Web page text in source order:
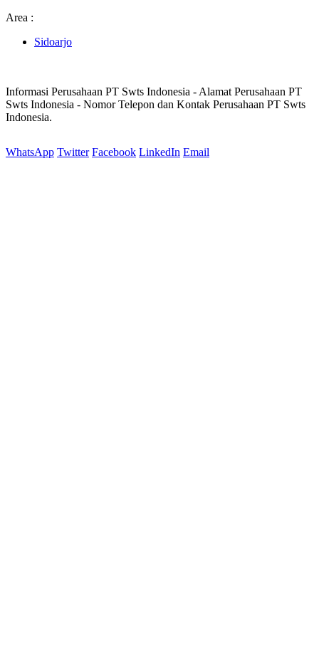
Area :
Sidoarjo
Informasi Perusahaan PT Swts Indonesia - Alamat Perusahaan PT
Swts Indonesia - Nomor Telepon dan Kontak Perusahaan PT Swts
Indonesia.
WhatsApp Twitter Facebook LinkedIn Email